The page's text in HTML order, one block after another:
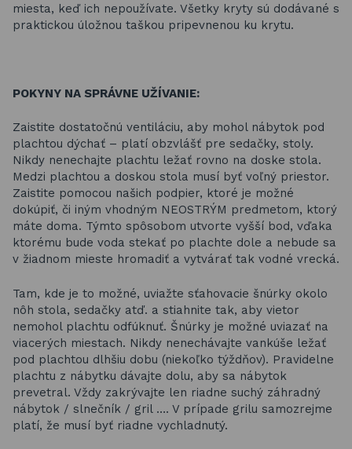
miesta, keď ich nepoužívate. Všetky kryty sú dodávané s
praktickou úložnou taškou pripevnenou ku krytu.
POKYNY NA SPRÁVNE UŽÍVANIE:
Zaistite dostatočnú ventiláciu, aby mohol nábytok pod
plachtou dýchať – platí obzvlášť pre sedačky, stoly.
Nikdy nenechajte plachtu ležať rovno na doske stola.
Medzi plachtou a doskou stola musí byť voľný priestor.
Zaistite pomocou našich podpier, ktoré je možné
dokúpiť, či iným vhodným NEOSTRÝM predmetom, ktorý
máte doma. Týmto spôsobom utvorte vyšší bod, vďaka
ktorému bude voda stekať po plachte dole a nebude sa
v žiadnom mieste hromadiť a vytvárať tak vodné vrecká.
Tam, kde je to možné, uviažte sťahovacie šnúrky okolo
nôh stola, sedačky atď. a stiahnite tak, aby vietor
nemohol plachtu odfúknuť. Šnúrky je možné uviazať na
viacerých miestach. Nikdy nenechávajte vankúše ležať
pod plachtou dlhšiu dobu (niekoľko týždňov). Pravidelne
plachtu z nábytku dávajte dolu, aby sa nábytok
prevetral. Vždy zakrývajte len riadne suchý záhradný
nábytok / slnečník / gril …. V prípade grilu samozrejme
platí, že musí byť riadne vychladnutý.